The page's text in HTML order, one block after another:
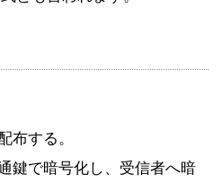
布する。
鍵で暗号化し、受信者へ暗